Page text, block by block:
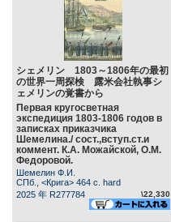
シェメリン 1803～1806年の最初
の世界一周探検 露米会社執事シ
ェメリンの覚書から
Первая кругосветная
экспедиция 1803-1806 годов в
записках приказчика
Шемелина./ сост.,вступ.ст.и
коммент. К.А. Можайской, О.М.
Федоровой.
Шемелин Ф.И.
СПб., <Крига> 464 c. hard
2025 年 R277784
\22,330